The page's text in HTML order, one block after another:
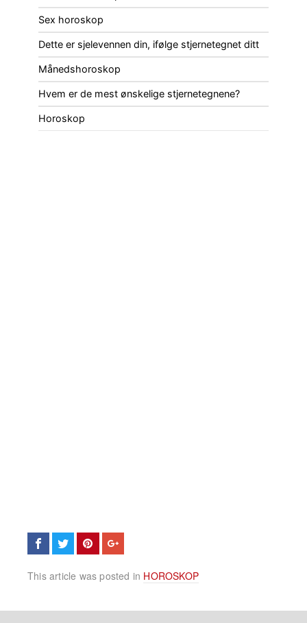
Sex horoskop
Dette er sjelevennen din, ifølge stjernetegnet ditt
Månedshoroskop
Hvem er de mest ønskelige stjernetegnene?
Horoskop
This article was posted in HOROSKOP